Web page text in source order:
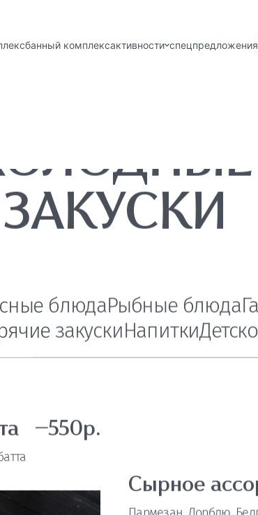
банный комплексактивности спецпредложения
ХОЛОДНЫЕ
—550р.